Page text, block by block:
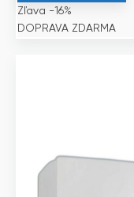
Zľava -16%
DOPRAVA ZDARMA